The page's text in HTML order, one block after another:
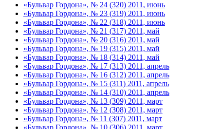
«Бульвар Гордона», № 24 (320) 2011, июнь
«Бульвар Гордона», № 23 (319) 2011, июнь
«Бульвар Гордона», № 22 (318) 2011, июнь
«Бульвар Гордона», № 21 (317) 2011, май
«Бульвар Гордона», № 20 (316) 2011, май
«Бульвар Гордона», № 19 (315) 2011, май
«Бульвар Гордона», № 18 (314) 2011, май
«Бульвар Гордона», № 17 (313) 2011, апрель
«Бульвар Гордона», № 16 (312) 2011, апрель
«Бульвар Гордона», № 15 (311) 2011, апрель
«Бульвар Гордона», № 14 (310) 2011, апрель
«Бульвар Гордона», № 13 (309) 2011, март
«Бульвар Гордона», № 12 (308) 2011, март
«Бульвар Гордона», № 11 (307) 2011, март
«Бульвар Гордона», № 10 (306) 2011, март